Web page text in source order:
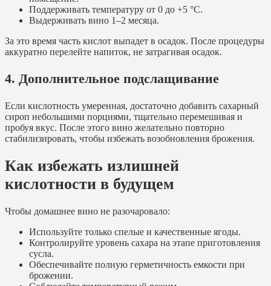
Поддерживать температуру от 0 до +5 °C.
Выдерживать вино 1–2 месяца.
За это время часть кислот выпадет в осадок. После процедуры
аккуратно перелейте напиток, не затрагивая осадок.
4. Дополнительное подслащивание
Если кислотность умеренная, достаточно добавить сахарный
сироп небольшими порциями, тщательно перемешивая и
пробуя вкус. После этого вино желательно повторно
стабилизировать, чтобы избежать возобновления брожения.
Как избежать излишней
кислотности в будущем
Чтобы домашнее вино не разочаровало:
Используйте только спелые и качественные ягоды.
Контролируйте уровень сахара на этапе приготовления
сусла.
Обеспечивайте полную герметичность емкости при
брожении.